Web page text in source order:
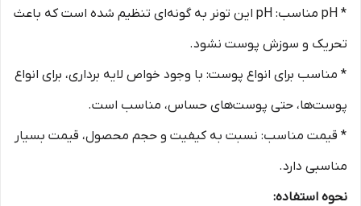
* pH مناسب: pH این تونر به گونه‌ای تنظیم شده است که باعث
تحریک و سوزش پوست نشود.
* مناسب برای انواع پوست: با وجود خواص لایه برداری، برای انواع
پوست‌ها، حتی پوست‌های حساس، مناسب است.
* قیمت مناسب: نسبت به کیفیت و حجم محصول، قیمت بسیار
مناسبی دارد.
نحوه استفاده: